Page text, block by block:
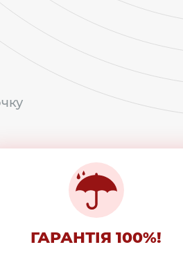
ГАРАНТІЯ 100%!